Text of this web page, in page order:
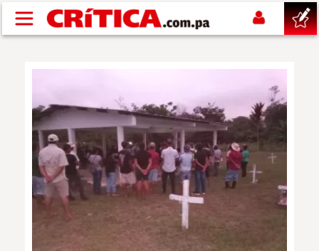
Pasar al contenido principal
SUCESOS
NACIONAL
POLÍTICA
SHOW